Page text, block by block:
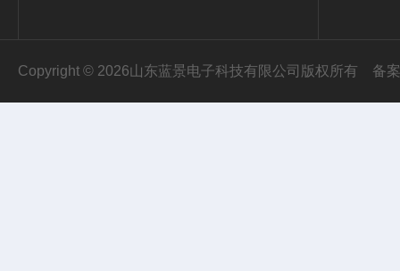
Copyright © 2026山东蓝景电子科技有限公司版权所有 备